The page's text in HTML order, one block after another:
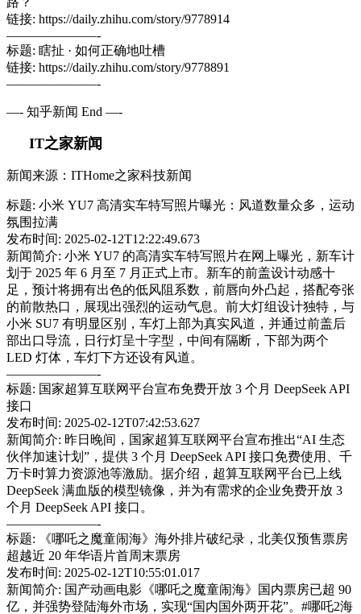
链接: https://daily.zhihu.com/story/9778914
———————-
标题: 瞎扯 · 如何正确地吐槽
链接: https://daily.zhihu.com/story/9778891
———————-
—- 知乎新闻 End —-
IT之家新闻
新闻来源：ITHome之家科技新闻
标题: 小米 YU7 高清实车特写照片曝光：风道数量众多，运动
氛围拉满
发布时间: 2025-02-12T12:22:49.673
新闻简介: 小米 YU7 的高清实车特写照片在网上曝光，新车计
划于 2025 年 6 月至 7 月正式上市。新车的前盖设计动感十
足，预计将拥有出色的低风阻系数，前唇向外凸起，搭配夸张
的前散热口，展现出强烈的运动气息。前大灯组设计独特，与
小米 SU7 有明显区别，车灯上部为真实风道，并通过前盖后
部出口导流，日行灯呈十字型，中间有隔断，下部为两个
LED 灯体，车灯下方还设有风道。
———————-
标题: 国家超算互联网平台宣布免费开放 3 个月 DeepSeek API
接口
发布时间: 2025-02-12T07:42:53.627
新闻简介: 昨日晚间，国家超算互联网平台宣布推出“AI 生态
伙伴加速计划”，提供 3 个月 DeepSeek API 接口免费使用、千
万卡时算力资源池等激励。据介绍，超算互联网平台已上线
DeepSeek 满血版的模型镜像，并为有需求的企业免费开放 3
个月 DeepSeek API 接口。
———————-
标题: 《哪吒之魔童闹海》海外排片破纪录，北美仅预售票房
超越近 20 年华语片首周末票房
发布时间: 2025-02-12T10:55:01.017
新闻简介: 国产动画电影《哪吒之魔童闹海》国内票房已超 90
亿，并强势登陆海外市场，实现“国内国外两开花”。#哪吒2海